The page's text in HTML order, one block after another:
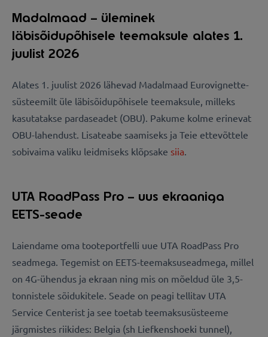
Madalmaad – üleminek
läbisõidupõhisele teemaksule alates 1.
juulist 2026
Alates 1. juulist 2026 lähevad Madalmaad Eurovignette-
süsteemilt üle läbisõidupõhisele teemaksule, milleks
kasutatakse pardaseadet (OBU). Pakume kolme erinevat
OBU-lahendust. Lisateabe saamiseks ja Teie ettevõttele
sobivaima valiku leidmiseks klõpsake siia.
UTA RoadPass Pro – uus ekraaniga
EETS-seade
Laiendame oma tooteportfelli uue UTA RoadPass Pro
seadmega. Tegemist on EETS-teemaksuseadmega, millel
on 4G-ühendus ja ekraan ning mis on mõeldud üle 3,5-
tonnistele sõidukitele. Seade on peagi tellitav UTA
Service Centerist ja see toetab teemaksusüsteeme
järgmistes riikides: Belgia (sh Liefkenshoeki tunnel),